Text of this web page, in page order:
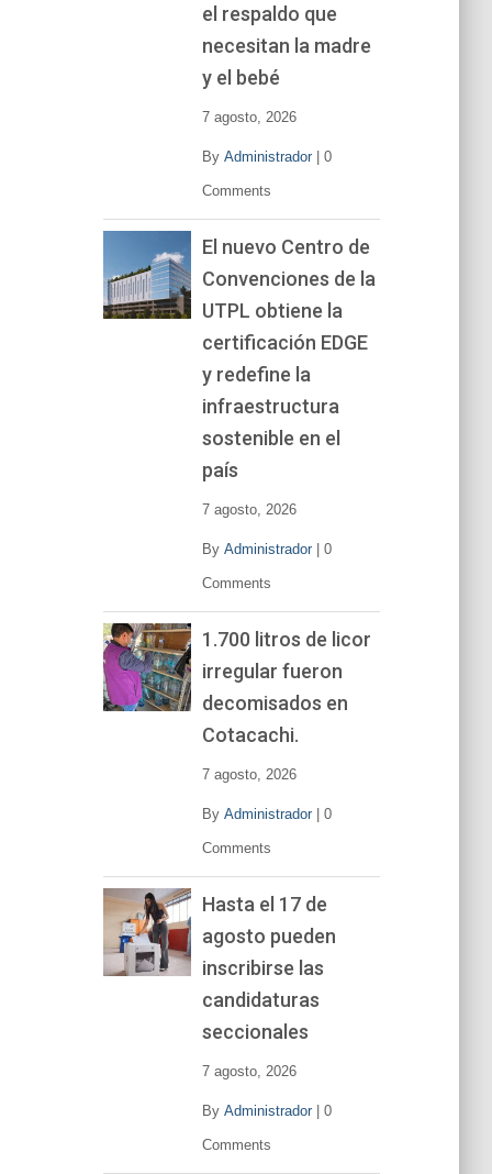
el respaldo que
necesitan la madre
y el bebé
7 agosto, 2026
By Administrador| 0
Comments
El nuevo Centro de
Convenciones de la
UTPL obtiene la
certificación EDGE
y redefine la
infraestructura
sostenible en el
país
7 agosto, 2026
By Administrador| 0
Comments
1.700 litros de licor
irregular fueron
decomisados en
Cotacachi.
7 agosto, 2026
By Administrador| 0
Comments
Hasta el 17 de
agosto pueden
inscribirse las
candidaturas
seccionales
7 agosto, 2026
By Administrador| 0
Comments